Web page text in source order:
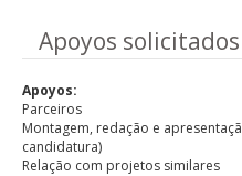
Ocultar
Apoyos solicitados
Apoyos:
Parceiros
Montagem, redação e
candidatura)
Relação com projetos similares